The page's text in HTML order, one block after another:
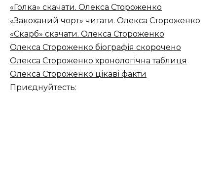
«Голка» скачати. Олекса Стороженко
«Закоханий чорт» читати. Олекса Стороженко
«Скарб» скачати. Олекса Стороженко
Олекса Стороженко біографія скорочено
Олекса Стороженко хронологічна таблиця
Олекса Стороженко цікаві факти
Приєднуйтесть: